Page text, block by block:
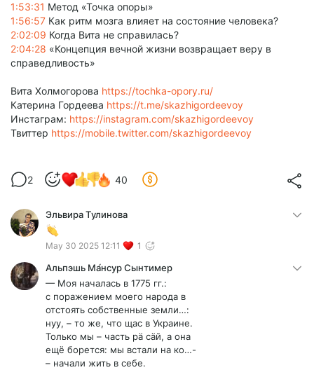
1:53:31 Метод «Точка опоры»
1:56:57 Как ритм мозга влияет на состояние человека?
2:02:09 Когда Вита не справилась?
2:04:28 «Концепция вечной жизни возвращает веру в
справедливость»
Вита Холмогорова https://tochka-opory.ru/
Катерина Гордеева https://t.me/skazhigordeevoy
Инстаграм: https://instagram.com/skazhigordeevoy
Твиттер https://mobile.twitter.com/skazhigordeevoy
2 40
Эльвира Тулинова
May 30 2025 12:11 1
Альпэшь Ма́нсур Сынтимер
— Моя началась в 1775 гг.:
с поражением моего народа в
отстоять собственные земли…:
нуу, – то же, что щас в Украине.
Только мы – часть рä сäй, а она
ещё борется: мы встали на ко…-
– начали жить в себе.